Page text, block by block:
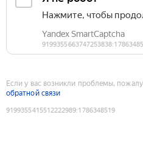
Если у вас возникли проблемы,
обратной связи
9199355415512222989:1786348519